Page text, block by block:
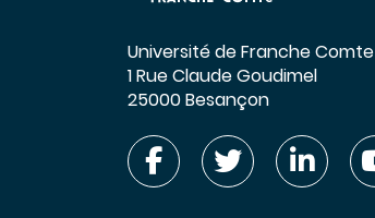
Université de Franche Comte
1 Rue Claude Goudimel
25000 Besançon